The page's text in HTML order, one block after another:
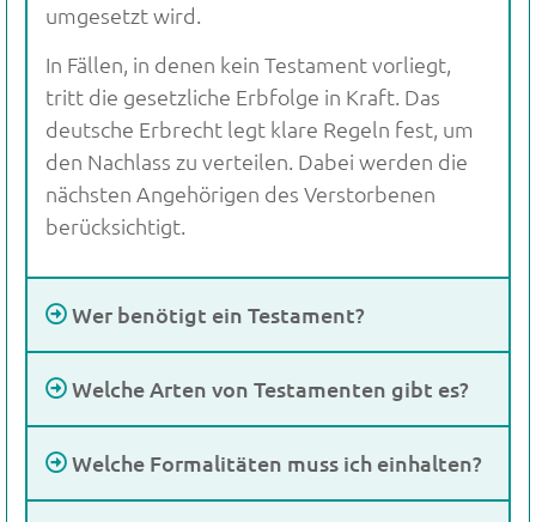
umgesetzt wird.
In Fällen, in denen kein Testament vorliegt,
tritt die gesetzliche Erbfolge in Kraft. Das
deutsche Erbrecht legt klare Regeln fest, um
den Nachlass zu verteilen. Dabei werden die
nächsten Angehörigen des Verstorbenen
berücksichtigt.
Wer benötigt ein Testament?
Welche Arten von Testamenten gibt es?
Welche Formalitäten muss ich einhalten?